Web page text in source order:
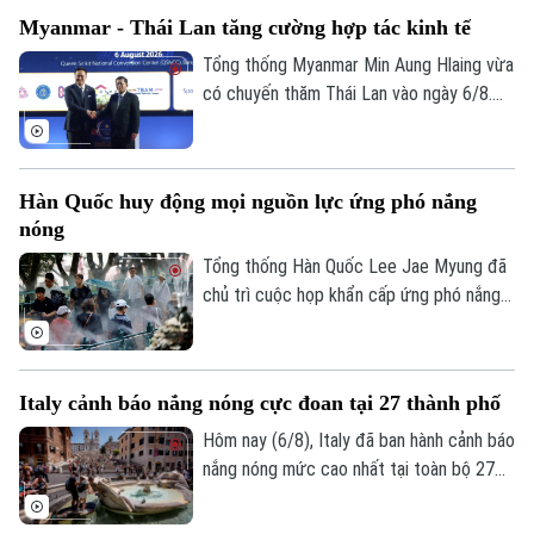
Golf
Sao
Điện ảnh
Thời trang
Âm nhạc
Hormuz bị gián đoạn.
Myanmar - Thái Lan tăng cường hợp tác kinh tế
Tổng thống Myanmar Min Aung Hlaing vừa
có chuyến thăm Thái Lan vào ngày 6/8.
Hàn Quốc huy động mọi nguồn lực ứng phó nắng
nóng
Tổng thống Hàn Quốc Lee Jae Myung đã
chủ trì cuộc họp khẩn cấp ứng phó nắng
báo đạt đỉnh tại thủ đô Seoul trong ngày
6/8, với nhiệt độ có thể lên tới 39 độ C.
Thời tiết cực đoan này đến nay đã khiến
Italy cảnh báo nắng nóng cực đoan tại 27 thành phố
Hôm nay (6/8), Italy đã ban hành cảnh báo
nắng nóng mức cao nhất tại toàn bộ 27